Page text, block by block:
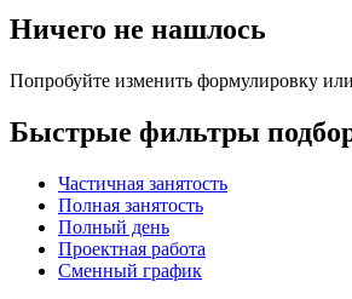
Ничего не нашлось
Попробуйте изменить формулировку
Быстрые фильтры
Частичная занятость
Полная занятость
Полный день
Проектная работа
Сменный график